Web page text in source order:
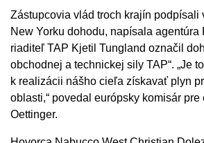
Zástupcovia vlád troch krajín podpísali
New Yorku dohodu, napísala agentúra
riaditeľ TAP Kjetil Tungland označil
obchodnej a technickej sily TAP“. „Je
k realizácii nášho cieľa získavať plyn
oblasti,“ povedal európsky komisár
Oettinger.